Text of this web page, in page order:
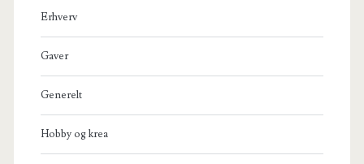
Erhverv
Gaver
Generelt
Hobby og krea